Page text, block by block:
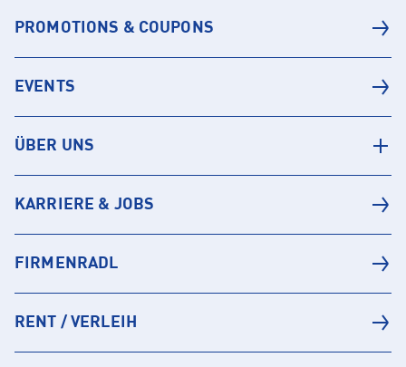
PROMOTIONS & COUPONS
EVENTS
ÜBER UNS
KARRIERE & JOBS
FIRMENRADL
RENT / VERLEIH